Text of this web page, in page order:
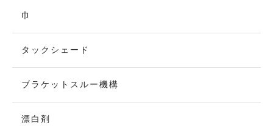
巾
タックシェード
ブラケットスルー機構
漂白剤